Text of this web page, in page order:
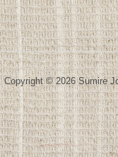
Copyright © 2026 Sumire